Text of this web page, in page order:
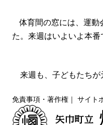
体育間の窓には、運動
た。来週はいよいよ本番
来週も、子どもたちが
免責事項・著作権 ｜ サイト